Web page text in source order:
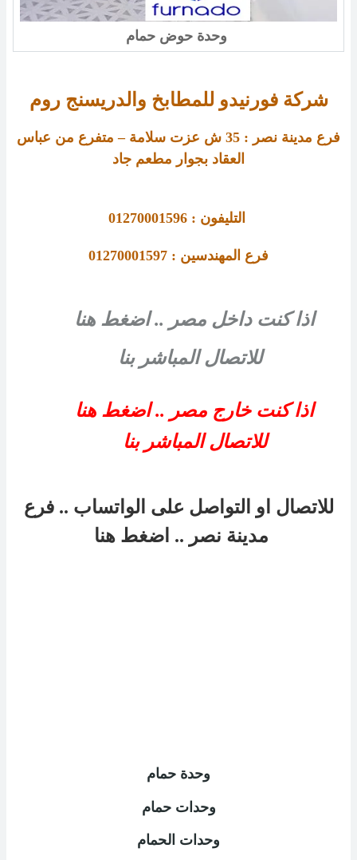
شركة فورنيدو للمطابخ والدريسنج روم
فرع مدينة نصر : 35 ش عزت سلامة – متفرع من عباس
العقاد بجوار مطعم جاد
التليفون : 01270001596
فرع المهندسين : 01270001597
اذا كنت داخل مصر .. اضغط هنا
للاتصال المباشر بنا
اذا كنت خارج مصر .. اضغط هنا
للاتصال المباشر بنا
للاتصال او التواصل على الواتساب .. فرع
مدينة نصر .. اضغط هنا
وحدة حمام
وحدات حمام
وحدات الحمام